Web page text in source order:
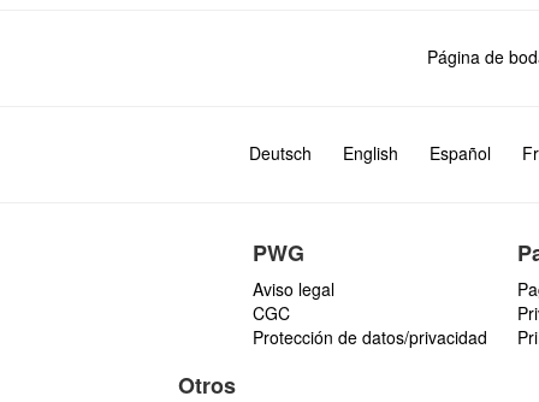
Página de
Deutsch English Español
PWG
Aviso legal
CGC
Protección de datos/privacidad
Otros